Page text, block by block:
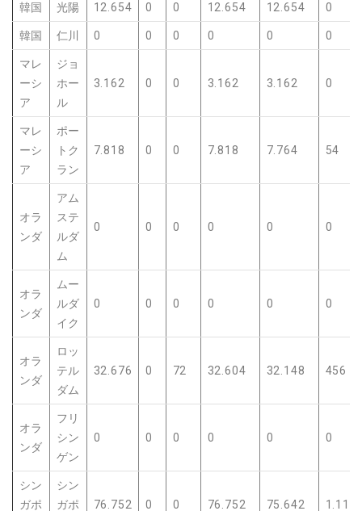
韓国 光陽 12.654 0 0 12.654 12.654 0
韓国 仁川 0 0 0 0 0 0
マレ
ーシ
ア
ジョ
ホー
ル
3.162 0 0 3.162 3.162 0
マレ
ーシ
ア
ポー
トク
ラン
7.818 0 0 7.818 7.764 54
オラ
ンダ
アム
ステ
ルダ
ム
0 0 0 0 0 0
オラ
ンダ
ムー
ルダ
イク
0 0 0 0 0 0
オラ
ンダ
ロッ
テル
ダム
32.676 0 72 32.604 32.148 456
オラ
ンダ
フリ
シン
ゲン
0 0 0 0 0 0
シン
ガポ
シン
ガポ
76.752 0 0 76.752 75.642 1.11